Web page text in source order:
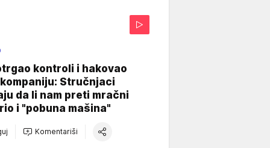
kontroli i hakovao
Stručnjaci
da li nam preti mračni
i "pobuna mašina"
Komentariši